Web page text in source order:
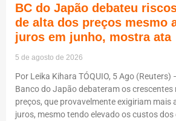
BC do Japão debateu
de alta dos preços mesmo
juros em junho, mostra ata
5 de agosto de 2026
Por Leika Kihara TÓQUIO, 5 Ago
Banco do Japão debateram os crescentes
preços, que provavelmente exigiriam mais
juros, mesmo tendo elevado os custos